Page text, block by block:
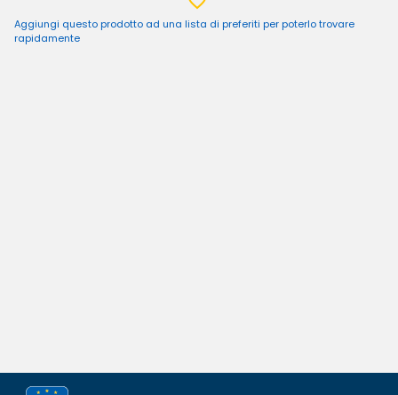
Aggiungi questo prodotto ad una lista di preferiti per poterlo trovare
rapidamente